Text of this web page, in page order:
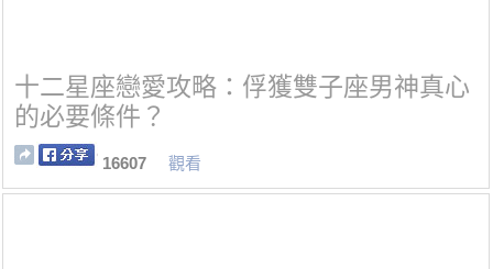
十二星座戀愛攻略：俘獲雙子座男神真心
的必要條件？
16607 觀看